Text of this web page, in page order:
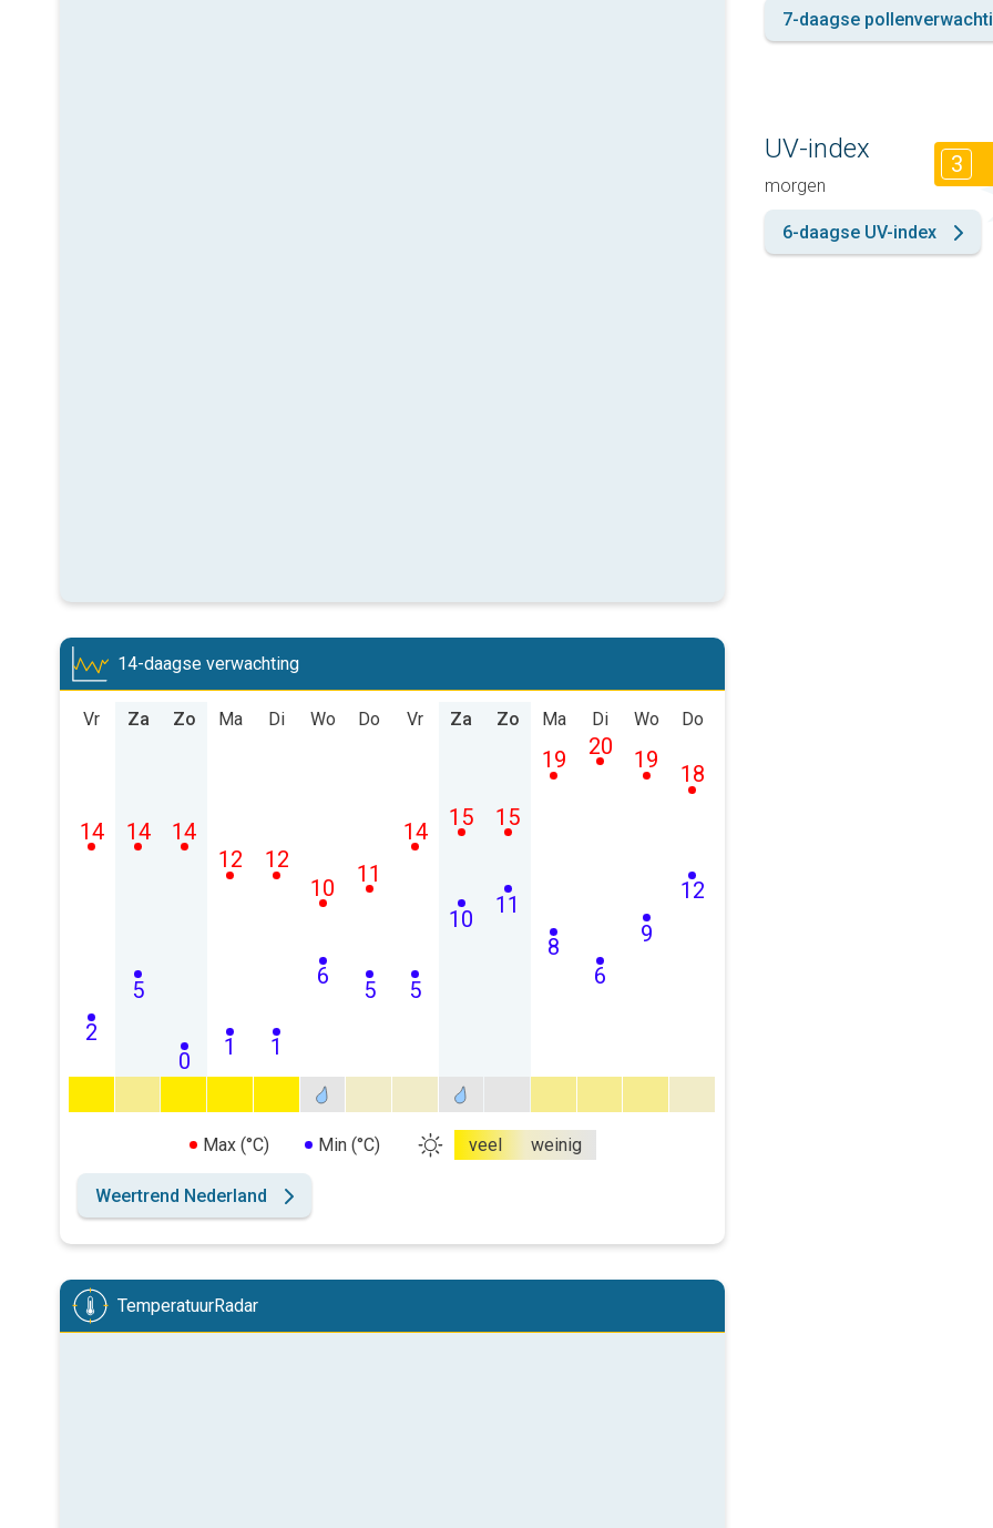
14-daagse verwachting
Vr
2
14
Za
5
14
Zo
0
14
Ma
1
12
Di
1
12
Wo
6
10
Do
5
11
Vr
5
14
Za
10
15
Zo
11
15
Ma
8
19
Di
6
20
Wo
9
19
Do
12
18
Max (°C) Min (°C) veel weinig
Weertrend Nederland
TemperatuurRadar
7-daagse
UV-index
morgen
3
6-daagse UV-index